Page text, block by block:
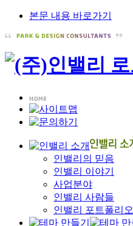
본문 내용 바로가기
인밸리의 믿음
인밸리 이야기
사업분야
인밸리 사람들
인밸리 포트폴리오